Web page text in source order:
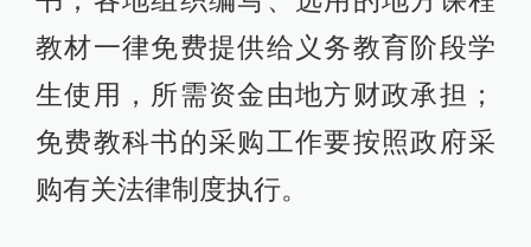
教材一律免费提供给义务教育阶段学
生使用，所需资金由地方财政承担；
免费教科书的采购工作要按照政府采
购有关法律制度执行。